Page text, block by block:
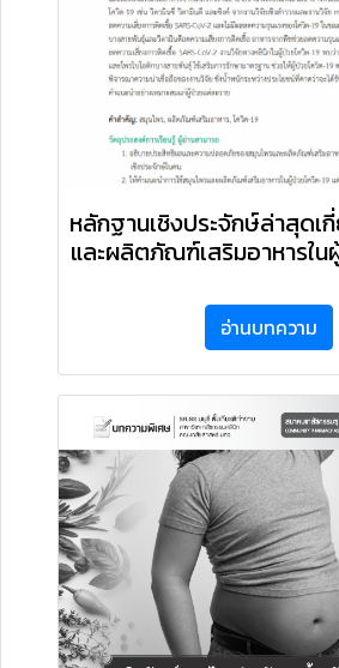
หลักฐานเชิงประจักษ์ล่าสุดเ
และผลิตภัณฑ์เสริมอาหารใน
อ่านบทความ